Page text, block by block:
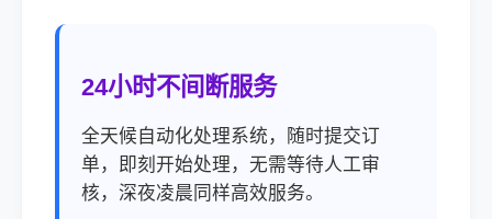
24小时不间断服务
全天候自动化处理系统，随时提交订
单，即刻开始处理，无需等待人工审
核，深夜凌晨同样高效服务。